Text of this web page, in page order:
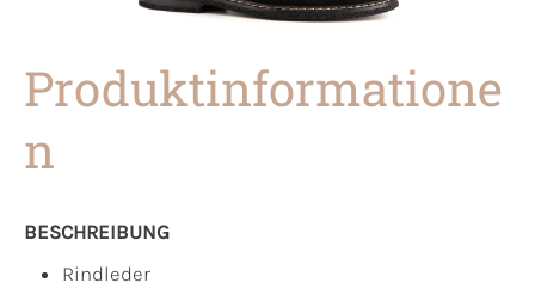
Produktinformatione
n
BESCHREIBUNG
Rindleder